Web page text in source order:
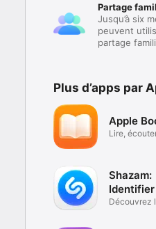
Partage
Jusqu’à six
peuvent
partage
Plus d’apps par
Apple
Lire,
Shazam:
Identifier
musique
Découvrez